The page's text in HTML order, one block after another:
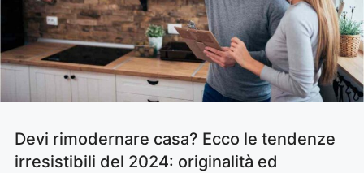
Devi rimodernare casa? Ecco le tendenze
irresistibili del 2024: originalità ed